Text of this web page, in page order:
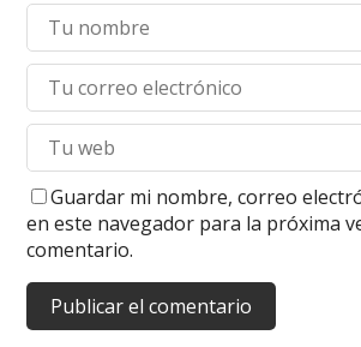
Guardar mi nombre, correo
en este navegador para la próxima
comentario.